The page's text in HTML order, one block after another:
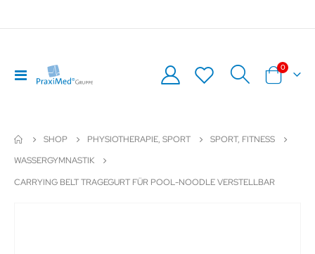
Navigation
umschalten
Warenkorb
0Artikel
SHOP PHYSIOTHERAPIE, SPORT
SPORT, FITNESS
WASSERGYMNASTIK
CARRYING BELT TRAGEGURT FÜR POOL-NOODLE VERSTELLBAR